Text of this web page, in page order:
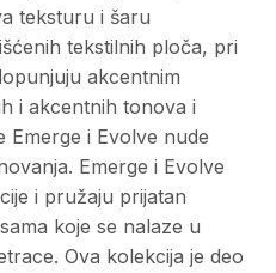
teksturu i šaru
tekstilnih ploča, pri
akcentnim
i akcentnih tonova i
Emerge i Evolve nude
Emerge i Evolve
i pružaju prijatan
koje se nalaze u
Ova kolekcija je deo